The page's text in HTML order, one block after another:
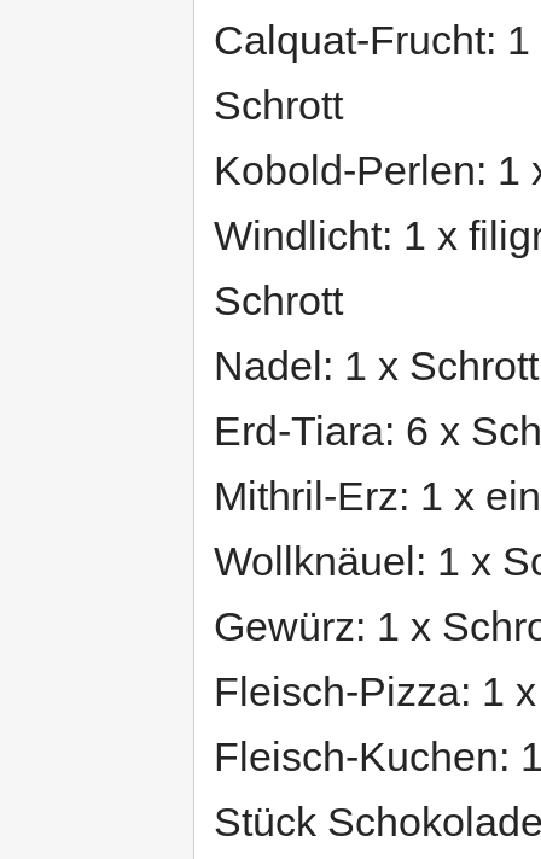
Calquat-Frucht:
Schrott
Kobold-Perlen: 1
Windlicht: 1 x
Schrott
Nadel: 1 x Schrott
Erd-Tiara: 6 x
Mithril-Erz: 1 x
Wollknäuel: 1 x
Gewürz: 1 x
Fleisch-Pizza: 1
Fleisch-Kuchen:
Stück